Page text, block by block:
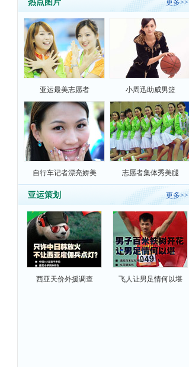
热点图片 更多>>
亚运最美志愿者 小周迅助威男篮
自行车记者漂亮娇美 志愿者集体秀美腿
亚运策划 更多>>
西亚天价外援调查 飞人让男足情何以堪